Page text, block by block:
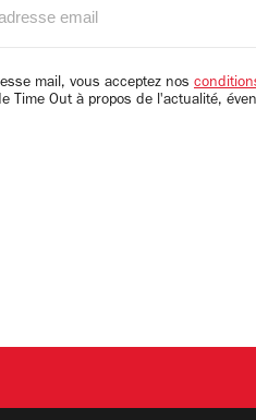
mail, vous acceptez nos
Time Out à propos de l'actualité,